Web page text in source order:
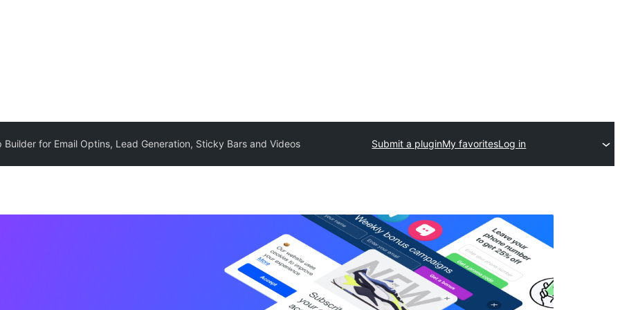
Builder for Email Optins, Lead Generation, Sticky Bars and Videos Submit a pluginMy favoritesLog in